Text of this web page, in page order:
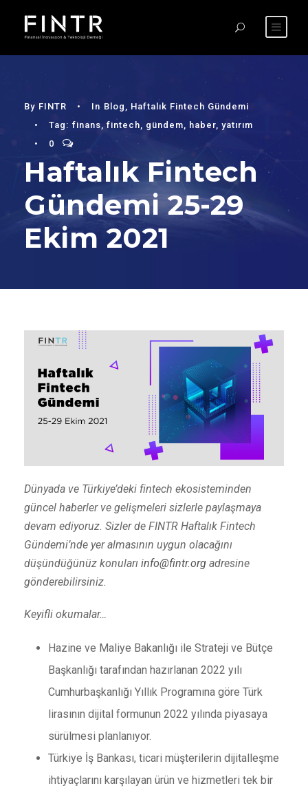
By FINTR • In Blog
Haftalık Fintech Gündemi
•
Tag: finans fintech gündem haber yatırım
•
0
Haftalık Fintech
Gündemi 25-29
Ekim 2021
Dünyada ve Türkiye’deki fintech ekosisteminden
güncel haberler ve gelişmeleri sizlerle paylaşmaya
devam ediyoruz. Sizler de FINTR Haftalık Fintech
Gündemi’nde yer almasının uygun olacağını
düşündüğünüz konuları info@fintr.org adresine
gönderebilirsiniz.
Keyifli okumalar…
Hazine ve Maliye Bakanlığı ile Strateji ve Bütçe
Başkanlığı tarafından hazırlanan 2022 yılı
Cumhurbaşkanlığı Yıllık Programına göre Türk
lirasının dijital formunun 2022 yılında piyasaya
sürülmesi planlanıyor.
Türkiye İş Bankası, ticari müşterilerin dijitalleşme
ihtiyaçlarını karşılayan ürün ve hizmetleri tek bir